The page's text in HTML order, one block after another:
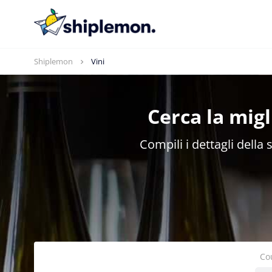
Shiplemon Vini
Cerca la
Compili i dettagli della